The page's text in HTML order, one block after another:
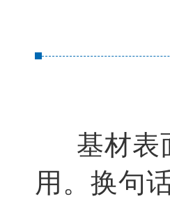
基材表
用。换句